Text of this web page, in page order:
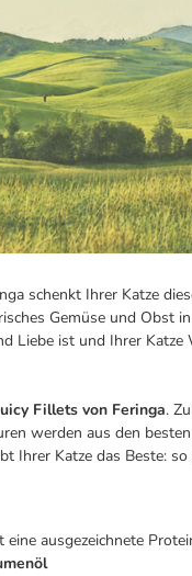
schenkt Ihrer Katze
Gemüse und Obst
Liebe ist und Ihrer
Fillets von Feringa.
werden aus den
Ihrer Katze das Beste:
eine ausgezeichnete